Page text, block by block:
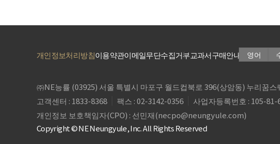
개인정보처리방침이용약관이메일무단수집거부교과서구매안내 영어
㈜NE능률 (03925) 서울 특별시 마포구 월드컵북로 396(상암동) 누리꿈
고객센터 : 1833-8368
팩스 : 02-3142-0356
사업자등록번호 : 105-81-
개인정보 보호책임자(CPO) : 선민재(necpo@neungyule.com)
Copyright © NE Neungyule, Inc. All Rights Reserved